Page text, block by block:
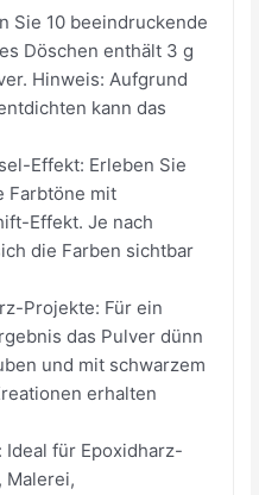
Sie 10 beeindruckende
Döschen enthält 3 g
Hinweis: Aufgrund
kann das
Effekt: Erleben Sie
Farbtöne mit
Effekt. Je nach
die Farben sichtbar
Projekte: Für ein
das Pulver dünn
und mit schwarzem
erhalten
für Epoxidharz-
Malerei,